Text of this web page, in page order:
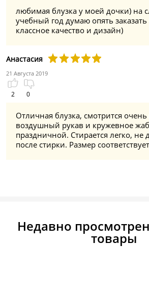
любимая блузка у моей дочки) на
учебный год думаю опять заказать
классное качество и дизайн)
Анастасия
21 Августа 2019
2 0
Отличная блузка, смотрится
воздушный рукав и кружевное
праздничной. Стирается легко, не
после стирки. Размер
Недавно
товары